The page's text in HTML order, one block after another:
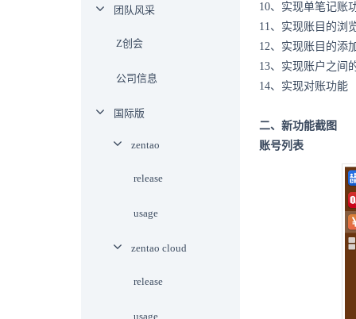
10、实现单笔记账
11、实现账目的浏
12、实现账目的添
13、实现账户之间
14、实现对账功能
二、新功能截图
账号列表
团队风采
Z创会
公司信息
国际版
zentao
release
usage
zentao cloud
release
usage